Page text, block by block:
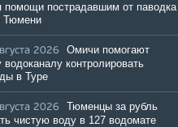
помощи пострадавшим от паводка
Тюмени
2026
Омичи помогают
контролировать
в Туре
2026
Тюменцы за рубль
чистую воду в 127 водомате